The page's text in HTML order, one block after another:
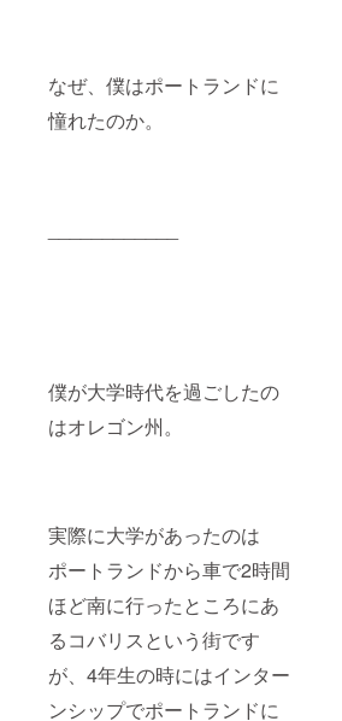
なぜ、僕はポートランドに
憧れたのか。
僕が大学時代を過ごしたの
はオレゴン州。
実際に大学があったのは
ポートランドから車で2時間
ほど南に行ったところにあ
るコバリスという街です
が、4年生の時にはインター
ンシップでポートランドに